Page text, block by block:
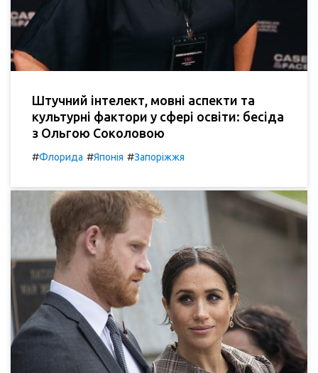
Штучний інтелект, мовні аспекти та
культурні фактори у сфері освіти: бесіда
з Ольгою Соколовою
#Флорида #Японія #Запоріжжя